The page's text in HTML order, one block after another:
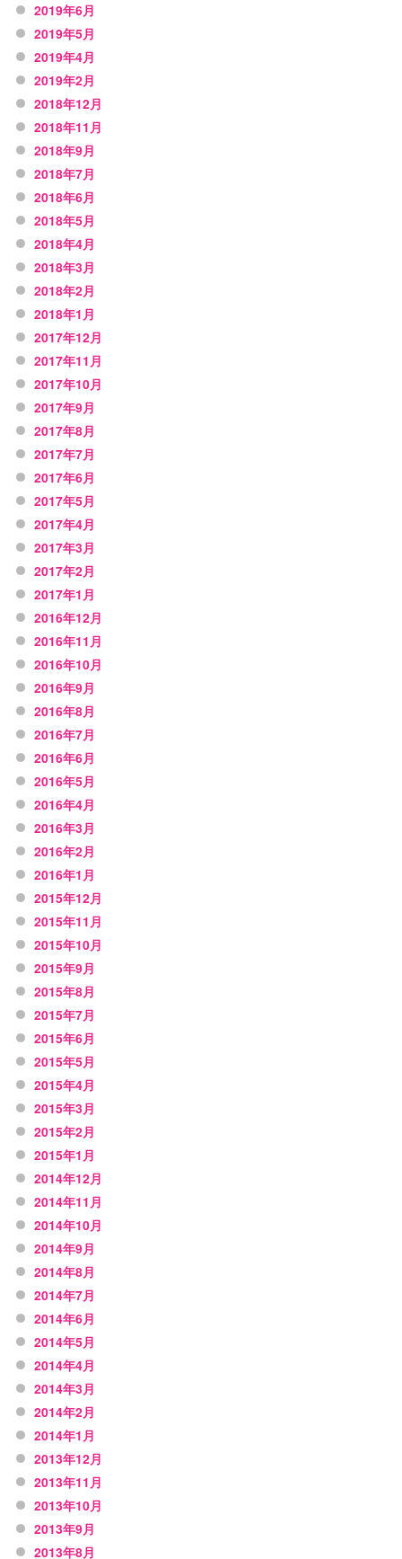
2019年6月
2019年5月
2019年4月
2019年2月
2018年12月
2018年11月
2018年9月
2018年7月
2018年6月
2018年5月
2018年4月
2018年3月
2018年2月
2018年1月
2017年12月
2017年11月
2017年10月
2017年9月
2017年8月
2017年7月
2017年6月
2017年5月
2017年4月
2017年3月
2017年2月
2017年1月
2016年12月
2016年11月
2016年10月
2016年9月
2016年8月
2016年7月
2016年6月
2016年5月
2016年4月
2016年3月
2016年2月
2016年1月
2015年12月
2015年11月
2015年10月
2015年9月
2015年8月
2015年7月
2015年6月
2015年5月
2015年4月
2015年3月
2015年2月
2015年1月
2014年12月
2014年11月
2014年10月
2014年9月
2014年8月
2014年7月
2014年6月
2014年5月
2014年4月
2014年3月
2014年2月
2014年1月
2013年12月
2013年11月
2013年10月
2013年9月
2013年8月